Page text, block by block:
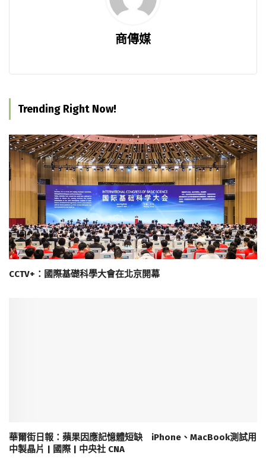
商傳媒
Trending Right Now!
CCTV+：國際基礎科學大會在北京開幕
華爾街日報：蘋果因應記憶體短缺 iPhone、MacBook測試用
中製晶片 | 國際 | 中央社 CNA